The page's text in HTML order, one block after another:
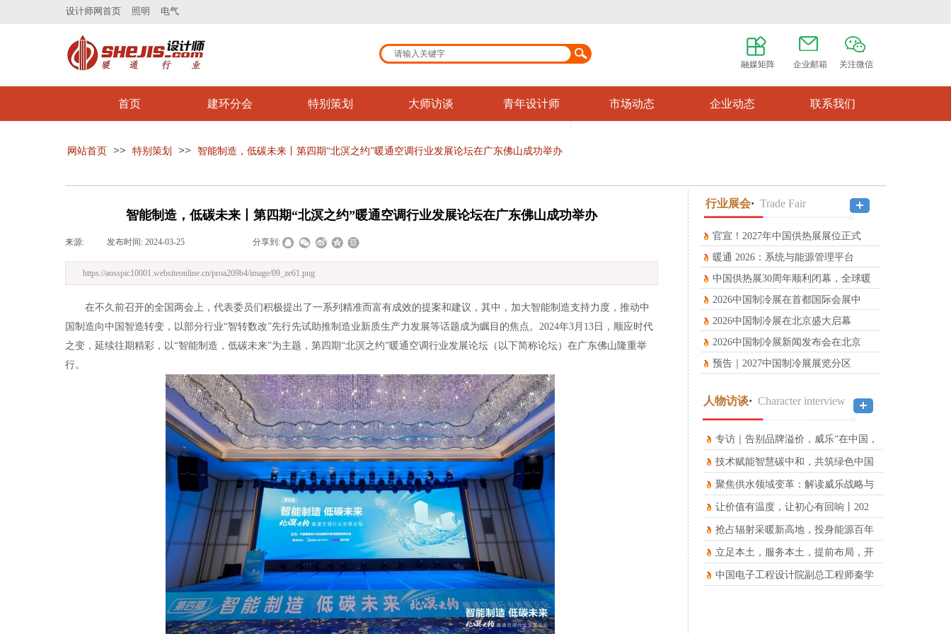
设计师网首页 照明 电气
融媒矩阵 企业邮箱 关注微信
首页 建环分会 特别策划 大师访谈 青年设计师 市场动态 企业动态 联系我们
网站首页 >> 特别策划 >> 智能制造，低碳未来丨第四期“北溟之约”暖通空调行业发展论坛在广东佛山成功举办
行业展会· Trade Fair
返回首页
智能制造，低碳未来丨第四期“北溟之约”暖通空调行业发展论坛在广东佛山成功举办
来源: 发布时间: 2024-03-25 分享到:
https://aosspic10001.websiteonline.cn/proa209b4/image/09_ze61.png
在不久前召开的全国两会上，代表委员们积极提出了一系列精准而富有成效的提案和建议，其中，加大智能制造支持力度，推动中
国制造向中国智造转变，以部分行业“智转数改”先行先试助推制造业新质生产力发展等话题成为瞩目的焦点。2024年3月13日，顺应时代
之变，延续往期精彩，以“智能制造，低碳未来”为主题，第四期“北溟之约”暖通空调行业发展论坛（以下简称论坛）在广东佛山隆重举
行。
官宣！2027年中国供热展展位正式
暖通 2026：系统与能源管理平台
中国供热展30周年顺利闭幕，全球暖
2026中国制冷展在首都国际会展中
2026中国制冷展在北京盛大启幕
2026中国制冷展新闻发布会在北京
预告｜2027中国制冷展展览分区
人物访谈· Character interview
专访｜告别品牌溢价，威乐“在中国，
技术赋能智慧碳中和，共筑绿色中国
梦
聚焦供水领域变革：解读威乐战略与
技
让价值有温度，让初心有回响丨202
抢占辐射采暖新高地，投身能源百年
大
立足本土，服务本土，提前布局，开
启
中国电子工程设计院副总工程师秦学